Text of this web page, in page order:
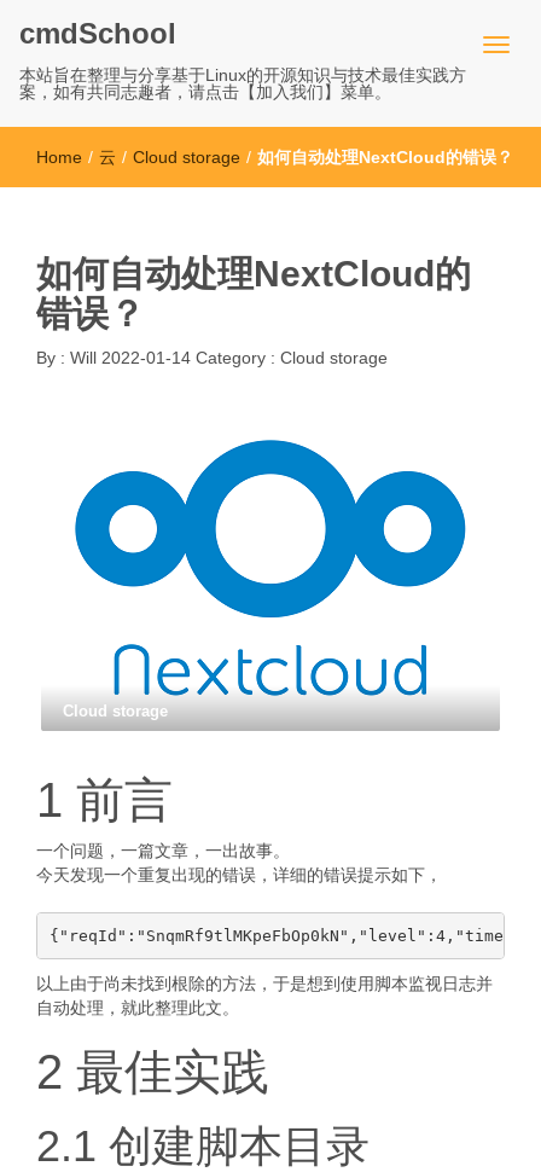
cmdSchool
本站旨在整理与分享基于Linux的开源知识与技术最佳实践方
案，如有共同志趣者，请点击【加入我们】菜单。
Home / 云 / Cloud storage / 如何自动处理NextCloud的错误？
如何自动处理NextCloud的
错误？
By : Will 2022-01-14 Category : Cloud storage
Cloud storage
1 前言
一个问题，一篇文章，一出故事。
今天发现一个重复出现的错误，详细的错误提示如下，
以上由于尚未找到根除的方法，于是想到使用脚本监视日志并
自动处理，就此整理此文。
2 最佳实践
2.1 创建脚本目录